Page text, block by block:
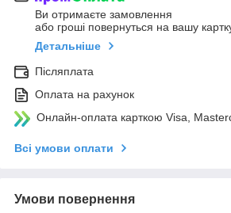
Ви отримаєте замовлення
або гроші повернуться на вашу
Детальніше
Післяплата
Оплата на рахунок
Онлайн-оплата карткою Visa,
Всі умови оплати
Умови повернення